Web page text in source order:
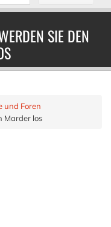
SIE DEN
und Foren
Marder los